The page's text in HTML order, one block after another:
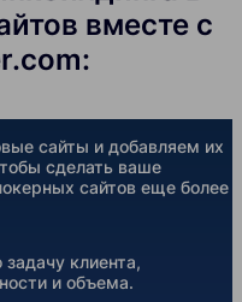
вместе с
сайты и добавляем их
сделать ваше
сайтов еще более
клиента,
и объема.